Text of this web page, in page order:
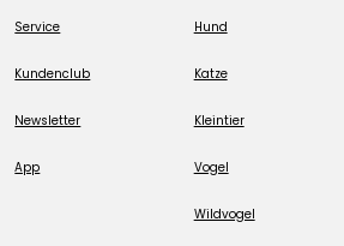
Service
Kundenclub
Newsletter
App
Hund
Katze
Kleintier
Vogel
Wildvogel